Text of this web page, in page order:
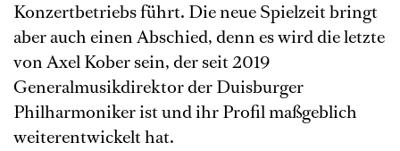
Konzertbetriebs führt. Die neue Spielzeit bringt
aber auch einen Abschied, denn es wird die letzte
von Axel Kober sein, der seit 2019
Generalmusikdirektor der Duisburger
Philharmoniker ist und ihr Profil maßgeblich
weiterentwickelt hat.